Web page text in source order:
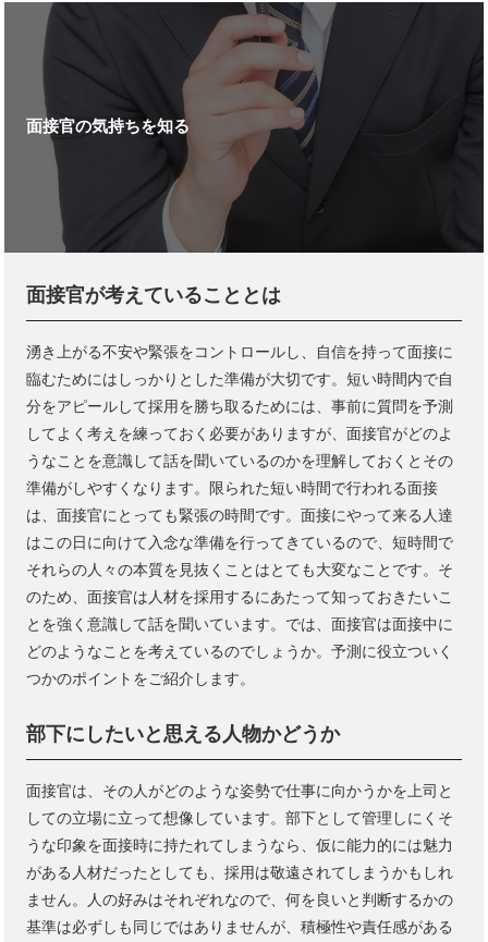
面接官の気持ちを知る
面接官が考えていることとは
湧き上がる不安や緊張をコントロールし、自信を持って面接に
臨むためにはしっかりとした準備が大切です。短い時間内で自
分をアピールして採用を勝ち取るためには、事前に質問を予測
してよく考えを練っておく必要がありますが、面接官がどのよ
うなことを意識して話を聞いているのかを理解しておくとその
準備がしやすくなります。限られた短い時間で行われる面接
は、面接官にとっても緊張の時間です。面接にやって来る人達
はこの日に向けて入念な準備を行ってきているので、短時間で
それらの人々の本質を見抜くことはとても大変なことです。そ
のため、面接官は人材を採用するにあたって知っておきたいこ
とを強く意識して話を聞いています。では、面接官は面接中に
どのようなことを考えているのでしょうか。予測に役立ついく
つかのポイントをご紹介します。
部下にしたいと思える人物かどうか
面接官は、その人がどのような姿勢で仕事に向かうかを上司と
しての立場に立って想像しています。部下として管理しにくそ
うな印象を面接時に持たれてしまうなら、仮に能力的には魅力
がある人材だったとしても、採用は敬遠されてしまうかもしれ
ません。人の好みはそれぞれなので、何を良いと判断するかの
基準は必ずしも同じではありませんが、積極性や責任感がある